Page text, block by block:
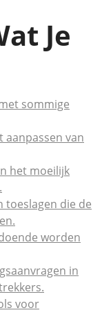
Je
sommige
van
het moeilijk
toeslagen die de
worden
in
voor